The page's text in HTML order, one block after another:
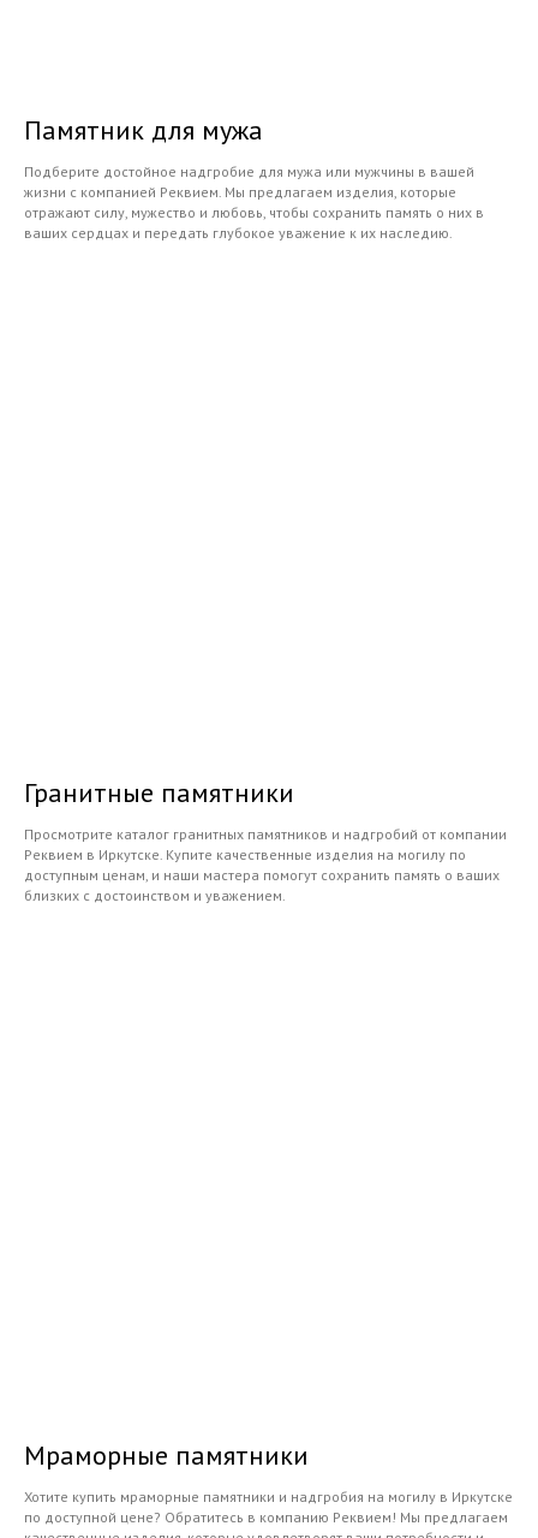
Памятник для мужа
Подберите достойное надгробие для мужа или мужчины в вашей
жизни с компанией Реквием. Мы предлагаем изделия, которые
отражают силу, мужество и любовь, чтобы сохранить память о них в
ваших сердцах и передать глубокое уважение к их наследию.
Гранитные памятники
Просмотрите каталог гранитных памятников и надгробий от компании
Реквием в Иркутске. Купите качественные изделия на могилу по
доступным ценам, и наши мастера помогут сохранить память о ваших
близких с достоинством и уважением.
Мраморные памятники
Хотите купить мраморные памятники и надгробия на могилу в Иркутске
по доступной цене? Обратитесь в компанию Реквием! Мы предлагаем